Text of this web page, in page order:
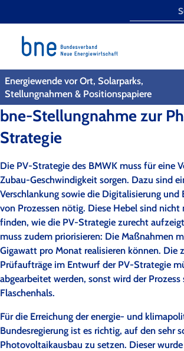
Energiewende vor Ort, Solarparks,
Stellungnahmen & Positionspapiere
bne-Stellungnahme zur
Strategie
Die PV-Strategie des BMWK muss für eine
Zubau-Geschwindigkeit sorgen. Dazu sind
Verschlankung sowie die Digitalisierung und
von Prozessen nötig. Diese Hebel sind nicht
finden, wie die PV-Strategie zurecht
muss zudem priorisieren: Die Maßnahmen
Gigawatt pro Monat realisieren können. Die
Prüfaufträge im Entwurf der PV-Strategie
abgearbeitet werden, sonst wird der
Flaschenhals.
Für die Erreichung der energie- und
Bundesregierung ist es richtig, auf den sehr
Photovoltaikausbau zu setzen. Dieser